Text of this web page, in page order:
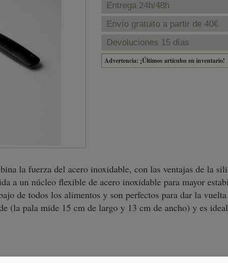
Entrega 24h/48h
Envío gratuito a partir de 40€
Devoluciones 15 días
Advertencia: ¡Últimos artículos en inventario!
la fuerza del acero inoxidable, con las ventajas de la
a un núcleo flexible de acero inoxidable para mayor
de todos los alimentos y son perfectos para dar la
(la pala mide 15 cm de largo y 13 cm de ancho) y es